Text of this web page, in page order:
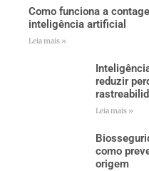
Como funciona a
inteligência artificial
Leia mais »
reduzir
Leia mais »
como
origem